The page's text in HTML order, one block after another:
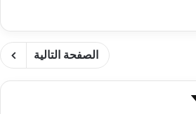
الصفحة التالية